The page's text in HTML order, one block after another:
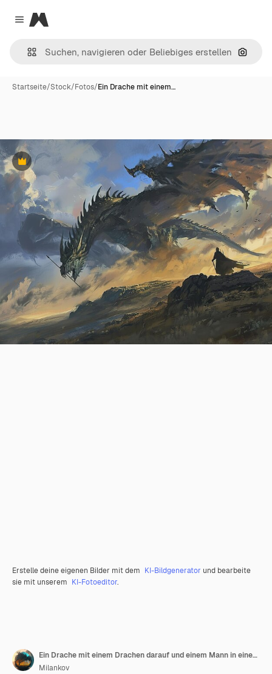
Close menu
Magnific
Nach
Startseite/Stock/Fotos/Ein Drache mit einem…
Premium
Erstelle deine eigenen Bilder mit dem KI-Bildgenerator und bearbeite
sie mit unserem KI-Fotoeditor.
Ein Drache mit einem Drachen darauf und einem Mann in einem Hut und einem Drachen im Hintergrund
Milankov